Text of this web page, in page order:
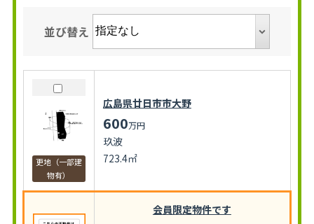
並び替え
更地（一部建
物有）
広島県廿日市市大野
600万円
玖波
723.4㎡
会員限定物件です